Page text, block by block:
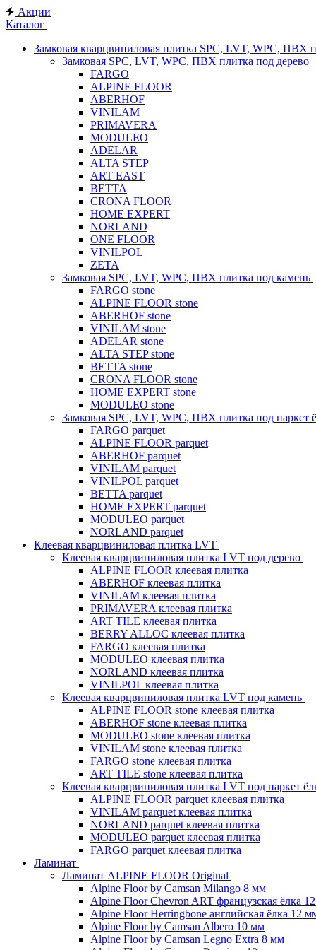
Акции
Каталог
Замковая кварцвиниловая плитка SPC, LVT, WPC, ПВХ
Замковая SPC, LVT, WPC, ПВХ плитка под дерево
FARGO
ALPINE FLOOR
ABERHOF
VINILAM
PRIMAVERA
MODULEO
ADELAR
ALTA STEP
ART EAST
BETTA
CRONA FLOOR
HOME EXPERT
NORLAND
ONE FLOOR
VINILPOL
ZETA
Замковая SPC, LVT, WPC, ПВХ плитка под камень
FARGO stone
ALPINE FLOOR stone
ABERHOF stone
VINILAM stone
ADELAR stone
ALTA STEP stone
BETTA stone
CRONA FLOOR stone
HOME EXPERT stone
MODULEO stone
Замковая SPC, LVT, WPC, ПВХ плитка под паркет
FARGO parquet
ALPINE FLOOR parquet
ABERHOF parquet
VINILAM parquet
VINILPOL parquet
BETTA parquet
HOME EXPERT parquet
MODULEO parquet
NORLAND parquet
Клеевая кварцвиниловая плитка LVT
Клеевая кварцвиниловая плитка LVT под дерево
ALPINE FLOOR клеевая плитка
ABERHOF клеевая плитка
VINILAM клеевая плитка
PRIMAVERA клеевая плитка
ART TILE клеевая плитка
BERRY ALLOC клеевая плитка
FARGO клеевая плитка
MODULEO клеевая плитка
NORLAND клеевая плитка
VINILPOL клеевая плитка
Клеевая кварцвиниловая плитка LVT под камень
ALPINE FLOOR stone клеевая плитка
ABERHOF stone клеевая плитка
MODULEO stone клеевая плитка
VINILAM stone клеевая плитка
FARGO stone клеевая плитка
ART TILE stone клеевая плитка
Клеевая кварцвиниловая плитка LVT под паркет
ALPINE FLOOR parquet клеевая плитка
VINILAM parquet клеевая плитка
NORLAND parquet клеевая плитка
MODULEO parquet клеевая плитка
FARGO parquet клеевая плитка
Ламинат
Ламинат ALPINE FLOOR Original
Alpine Floor by Camsan Milango 8 мм
Alpine Floor Chevron ART французская ёлка
Alpine Floor Herringbone английская ёлка 12
Alpine Floor by Camsan Albero 10 мм
Alpine Floor by Camsan Legno Extra 8 мм